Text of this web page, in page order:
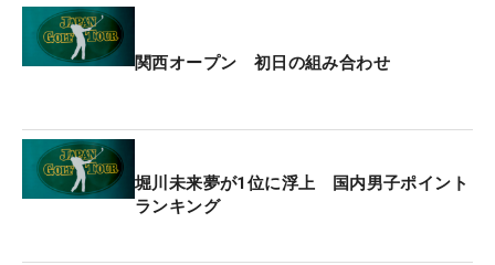
『Rêve SENTEUR』のシャンプー、トリートメント
の製造・販売を開始。「プロゴルファーは、長時間
うのがあったらいいなと思って作りました」。その
第二弾として日焼け止めを作った。「スプレータイ
プでべたつきませんし、ウォータープルーフで汗に
関西オープン 初日の組み合わせ
堀川未来夢が1位に浮上 国内男子ポイント
ランキング